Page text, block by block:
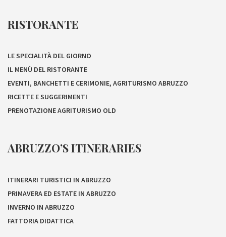
RISTORANTE
LE SPECIALITÀ DEL GIORNO
IL MENÙ DEL RISTORANTE
EVENTI, BANCHETTI E CERIMONIE, AGRITURISMO ABRUZZO
RICETTE E SUGGERIMENTI
PRENOTAZIONE AGRITURISMO OLD
ABRUZZO’S ITINERARIES
ITINERARI TURISTICI IN ABRUZZO
PRIMAVERA ED ESTATE IN ABRUZZO
INVERNO IN ABRUZZO
FATTORIA DIDATTICA